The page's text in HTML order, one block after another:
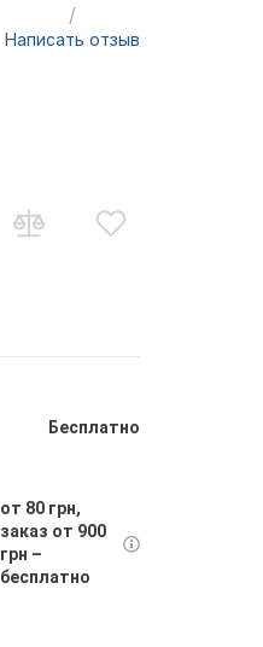
/
Написать отзыв
Бесплатно
от 80 грн,
заказ от 900
грн –
бесплатно